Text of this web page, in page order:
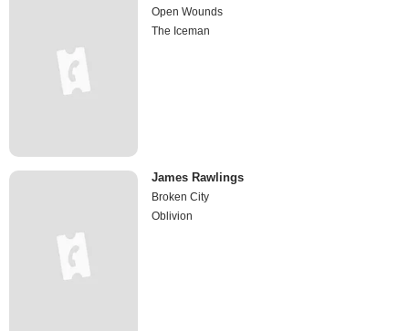
Open Wounds
The Iceman
James Rawlings
Broken City
Oblivion